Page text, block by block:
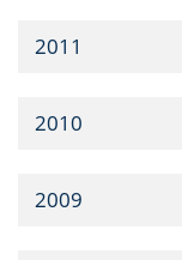
2011
2010
2009